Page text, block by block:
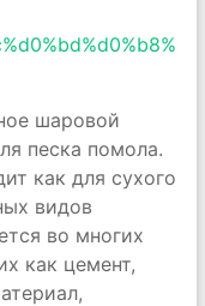
шаровой
песка помола.
как для сухого
видов
во многих
как цемент,